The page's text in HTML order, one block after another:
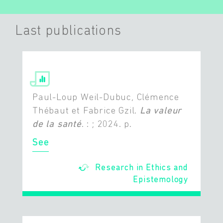
Last publications
Paul-Loup Weil-Dubuc, Clémence
Thébaut et Fabrice Gzil. La valeur
de la santé. : ; 2024. p.
See
Research in Ethics and
Epistemology